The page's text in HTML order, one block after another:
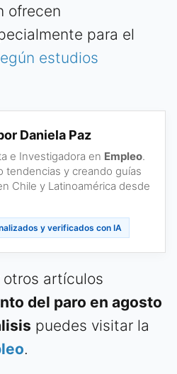
ofrecen
para el
estudios
Daniela Paz
e Investigadora en Empleo.
tendencias y creando guías
Chile y Latinoamérica desde
y verificados con IA
otros artículos
del paro en agosto
puedes visitar la
.